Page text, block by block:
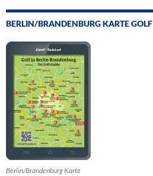
BERLIN/BRANDENBURG KARTE GOLF
Berlin/Brandenburg Karte